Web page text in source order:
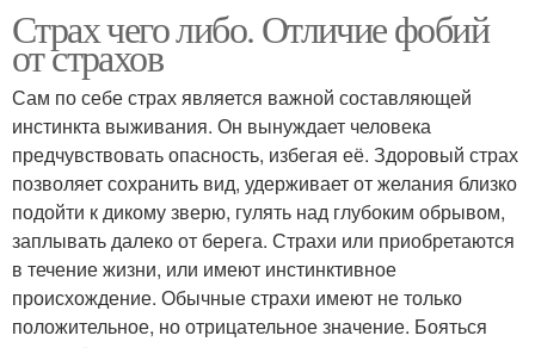
Страх чего либо. Отличие фобий
от страхов
Сам по себе страх является важной составляющей
инстинкта выживания. Он вынуждает человека
предчувствовать опасность, избегая её. Здоровый страх
позволяет сохранить вид, удерживает от желания близко
подойти к дикому зверю, гулять над глубоким обрывом,
заплывать далеко от берега. Страхи или приобретаются
в течение жизни, или имеют инстинктивное
происхождение. Обычные страхи имеют не только
положительное, но отрицательное значение. Бояться